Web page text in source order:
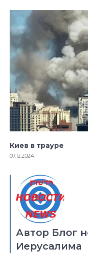
Киев в трауре
07.12.2024
Автор Блог
Иерусалима